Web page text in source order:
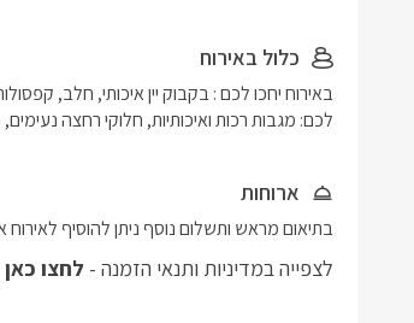
כלול באירוח
לכם: מגבות רכות ואיכותיות, חלוקי רחצה
ארוחות
בתיאום מראש ותשלום נוסף ניתן להוסיף
לצפייה במדיניות ותנאי הזמנה - לחצו כאן